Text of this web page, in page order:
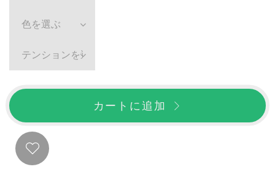
色を選ぶ
テンションを選ぶ
カートに追加